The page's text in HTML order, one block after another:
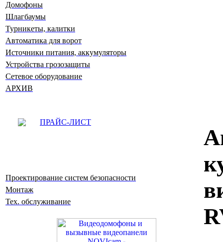
Домофоны
Шлагбаумы
Турникеты, калитки
Автоматика для ворот
Источники питания, аккумуляторы
Устройства грозозащиты
Сетевое оборудование
АРХИВ
ПРАЙС-ЛИСТ
Проектирование систем безопасности
Монтаж
Тех. обслуживание